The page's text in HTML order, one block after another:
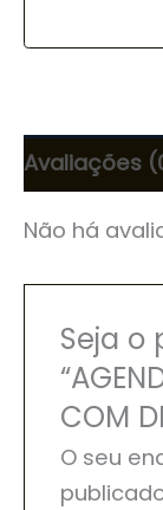
Avaliações
Não há
Seja o
COM
O seu